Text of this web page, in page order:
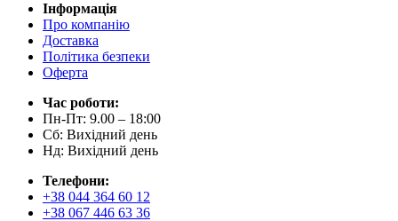
Інформація
Про компанію
Доставка
Політика безпеки
Оферта
Час роботи:
Пн-Пт: 9.00 – 18:00
Сб: Вихідний день
Нд: Вихідний день
Телефони:
+38 044 364 60 12
+38 067 446 63 36